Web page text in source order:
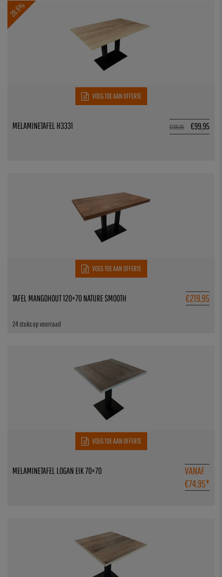
28.6%
VOEG TOE AAN OFFERTE
€139,95 €99,95
MELAMINETAFEL H3331
VOEG TOE AAN OFFERTE
€219,95
24 stuks op voorraad
TAFEL MANGOHOUT 120×70 NATURE SMOOTH
VOEG TOE AAN OFFERTE
VANAF
€74,95*
MELAMINETAFEL LOGAN EIK 70×70